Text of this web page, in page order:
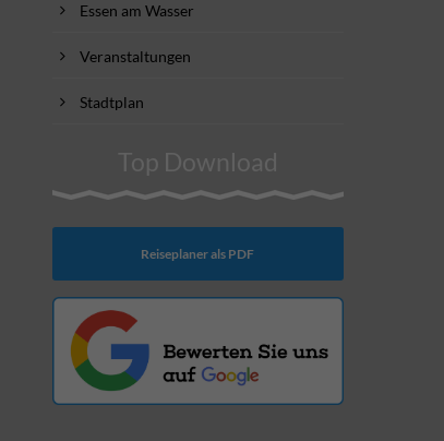
Essen am Wasser
Veranstaltungen
Stadtplan
Top Download
Reiseplaner als PDF